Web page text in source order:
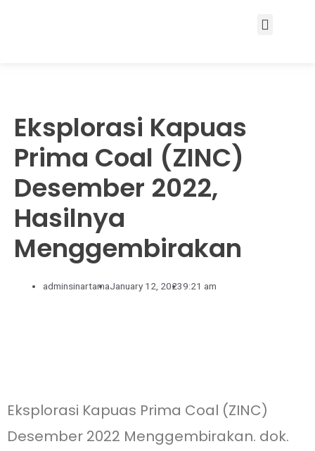
Eksplorasi Kapuas
Prima Coal (ZINC)
Desember 2022,
Hasilnya
Menggembirakan
adminsinartamaJanuary 12, 20239:21 am
Eksplorasi Kapuas Prima Coal (ZINC)
Desember 2022 Menggembirakan. dok.